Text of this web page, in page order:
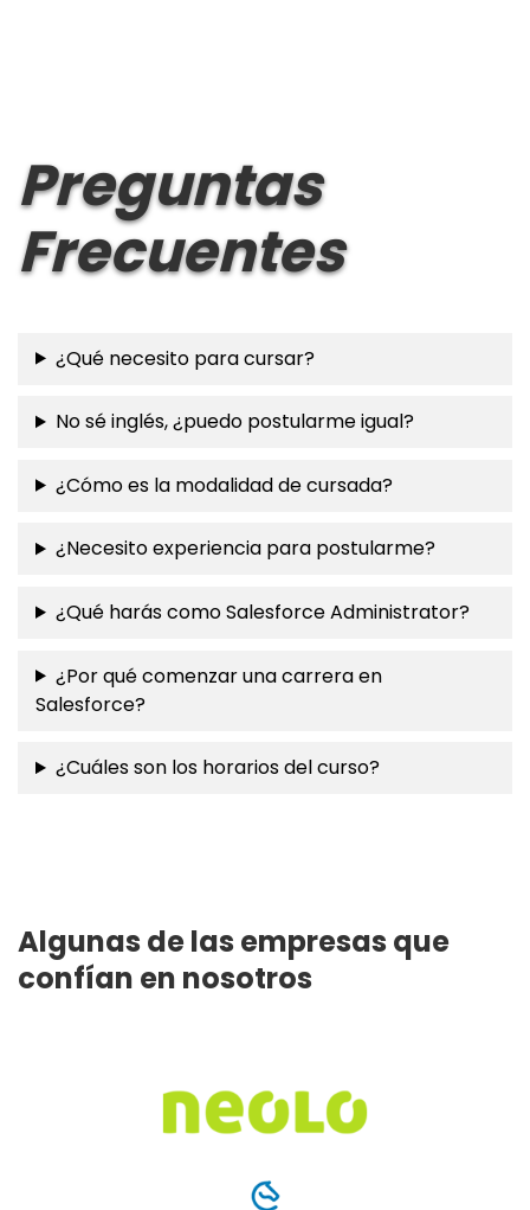
Preguntas
Frecuentes
¿Qué necesito para cursar?
No sé inglés, ¿puedo postularme igual?
¿Cómo es la modalidad de cursada?
¿Necesito experiencia para postularme?
¿Qué harás como Salesforce Administrator?
¿Por qué comenzar una carrera en
Salesforce?
¿Cuáles son los horarios del curso?
Algunas de las empresas que
confían en nosotros